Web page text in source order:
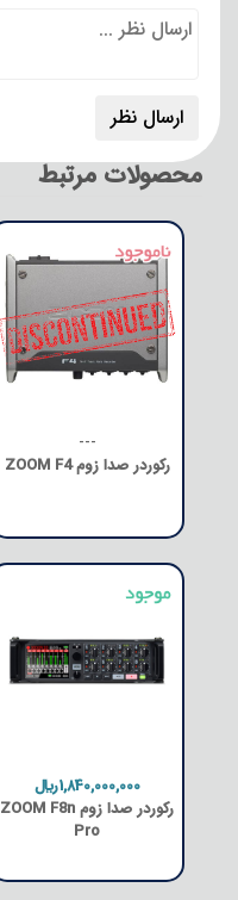
محصولات مرتبط
---
رکوردر صدا زوم ZOOM F4
1,840,000,000﷼
رکوردر صدا زوم ZOOM F8n
Pro